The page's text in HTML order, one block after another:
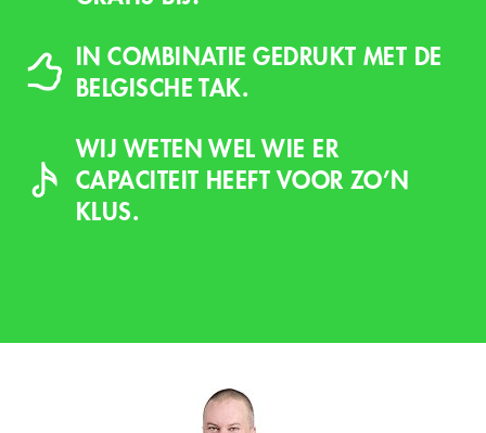
IN COMBINATIE GEDRUKT MET DE
BELGISCHE TAK.
WIJ WETEN WEL WIE ER
CAPACITEIT HEEFT VOOR ZO’N
KLUS.